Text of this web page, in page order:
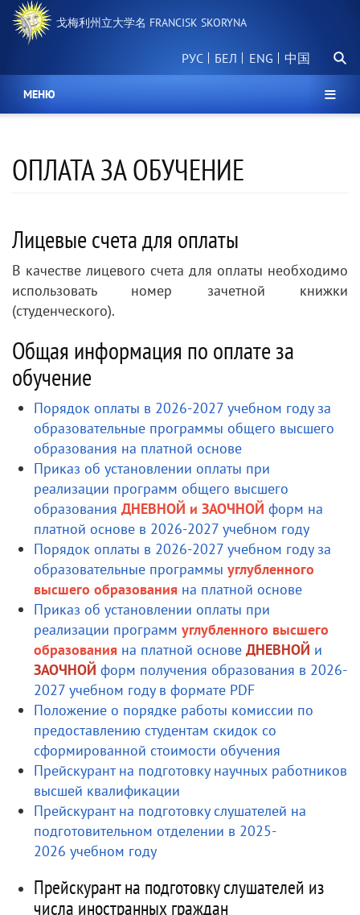
要
戈梅利州立大学名 FRANCISK SKORYNA
РУС БЕЛ 中国
搜
МЕНЮ
ОПЛАТА ЗА ОБУЧЕНИЕ
Лицевые счета для оплаты
В качестве лицевого счета для оплаты необходимо
использовать номер зачетной книжки
(студенческого).
Общая информация по оплате за
обучение
Порядок оплаты в 2026-2027 учебном году за
образовательные программы общего высшего
образования на платной основе
Приказ об установлении оплаты при
реализации программ общего высшего
образования ДНЕВНОЙ и ЗАОЧНОЙ форм на
платной основе в 2026-2027 учебном году
Порядок оплаты в 2026-2027 учебном году за
образовательные программы углубленного
высшего образования на платной основе
Приказ об установлении оплаты при
реализации программ углубленного высшего
образования на платной основе ДНЕВНОЙ и
ЗАОЧНОЙ форм получения образования в 2026-
2027 учебном году в формате PDF
Положение о порядке работы комиссии по
предоставлению студентам скидок со
сформированной стоимости обучения
Прейскурант на подготовку научных работников
высшей квалификации
Прейскурант на подготовку слушателей на
подготовительном отделении в 2025-
2026 учебном году
Прейскурант на подготовку слушателей из
числа иностранных граждан